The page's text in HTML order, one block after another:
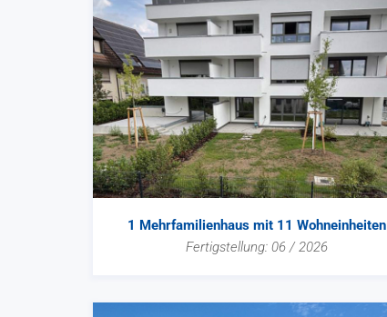
1 Mehrfamilienhaus mit 11 Wohneinheiten
Fertigstellung: 06 / 2026